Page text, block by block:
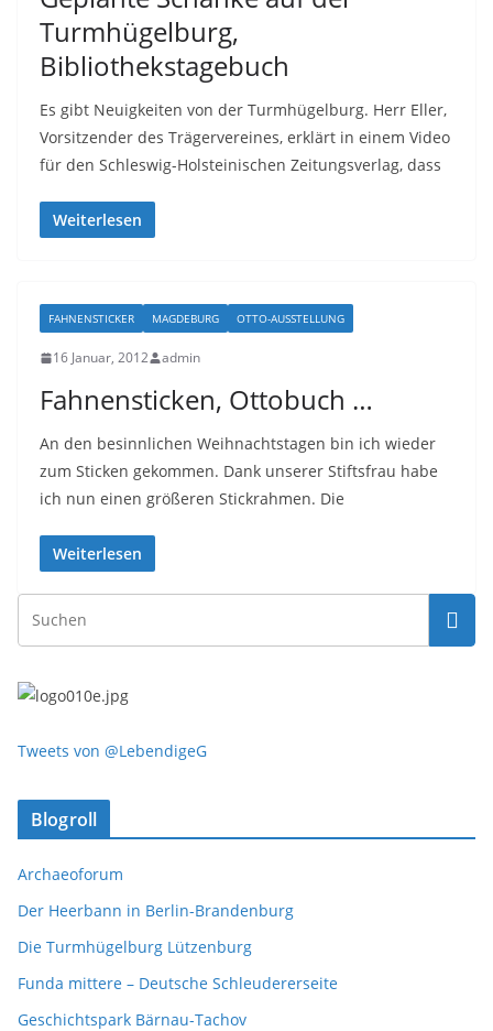
Turmhügelburg,
Bibliothekstagebuch
Es gibt Neuigkeiten von der Turmhügelburg. Herr Eller,
Vorsitzender des Trägervereines, erklärt in einem Video
für den Schleswig-Holsteinischen Zeitungsverlag, dass
Weiterlesen
FAHNENSTICKER MAGDEBURG OTTO-AUSSTELLUNG
16 Januar, 2012 admin
Fahnensticken, Ottobuch …
An den besinnlichen Weihnachtstagen bin ich wieder
zum Sticken gekommen. Dank unserer Stiftsfrau habe
ich nun einen größeren Stickrahmen. Die
Weiterlesen
Tweets von @LebendigeG
Blogroll
Archaeoforum
Der Heerbann in Berlin-Brandenburg
Die Turmhügelburg Lützenburg
Funda mittere – Deutsche Schleudererseite
Geschichtspark Bärnau-Tachov